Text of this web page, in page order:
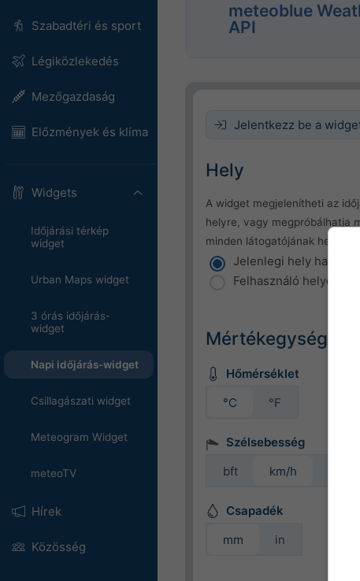
Szabadtéri és sport
Légiközlekedés
Mezőgazdaság
Előzmények és klíma
Widgets
Időjárási térkép
widget
Urban Maps widget
3 órás időjárás-
widget
Napi időjárás-widget
Csillagászati widget
Meteogram Widget
meteoTV
Hírek
Közösség
meteoblue
API
Jelentkezz be a
Hely
A widget megjelenítheti az
helyre, vagy megpróbálhatja
minden látogatójának helyét.
Jelenlegi hely
Felhasználó helyének
Mértékegységek
Hőmérséklet
°C
°F
Szélsebesség
bft
km/h
Csapadék
mm
in